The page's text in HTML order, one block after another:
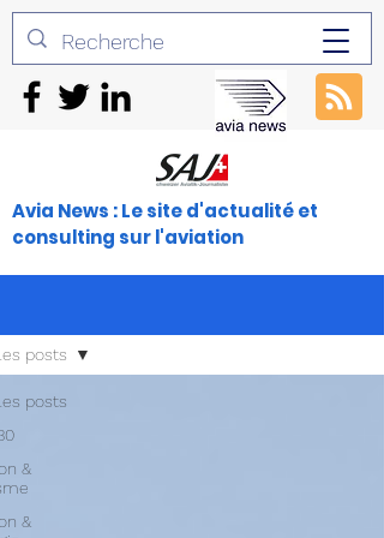
Avia News : Le site d'actualité et
consulting sur l'aviation
posts
&
&
posts